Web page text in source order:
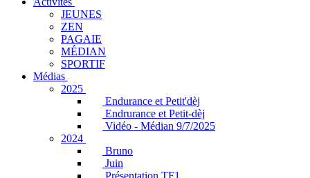
JEUNES
ZEN
PAGAIE
MÉDIAN
SPORTIF
Médias
2025
Endurance et Petit'dèj
Endrurance et Petit-dèj
Vidéo - Médian 9/7/2025
2024
Bruno
Juin
Présentation TF1